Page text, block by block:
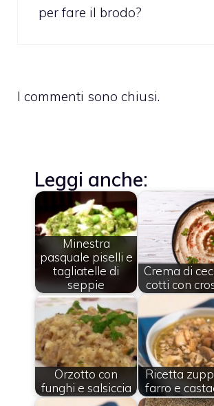
per fare il brodo?
I commenti sono chiusi.
Leggi anche:
Minestra
pasquale piselli e
tagliatelle di
seppie
Crema di
cotti con
Orzotto con
funghi e salsiccia
Ricetta
farro e